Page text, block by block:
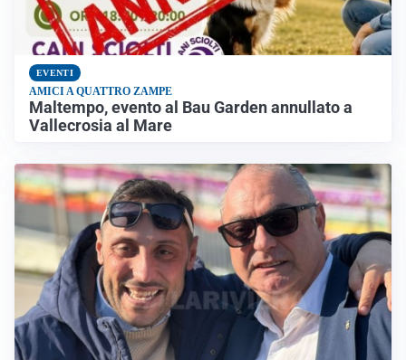
EVENTI
AMICI A QUATTRO ZAMPE
Maltempo, evento al Bau Garden annullato a
Vallecrosia al Mare